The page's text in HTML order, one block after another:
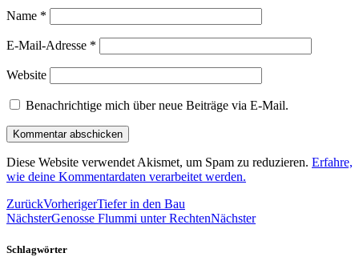
Name *
E-Mail-Adresse *
Website
Benachrichtige mich über neue Beiträge via E-Mail.
Diese Website verwendet Akismet, um Spam zu reduzieren. Erfahre,
wie deine Kommentardaten verarbeitet werden.
ZurückVorherigerTiefer in den Bau
NächsterGenosse Flummi unter RechtenNächster
Schlagwörter